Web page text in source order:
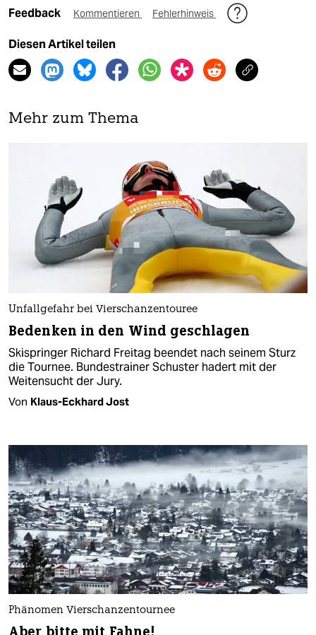
Feedback Kommentieren Fehlerhinweis
Diesen Artikel teilen
Mehr zum Thema
Unfallgefahr bei Vierschanzentouree
Bedenken in den Wind geschlagen
Skispringer Richard Freitag beendet nach seinem Sturz
die Tournee. Bundestrainer Schuster hadert mit der
Weitensucht der Jury.
Von Klaus-Eckhard Jost
Phänomen Vierschanzentournee